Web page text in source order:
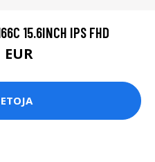
15.6INCH IPS FHD
EUR